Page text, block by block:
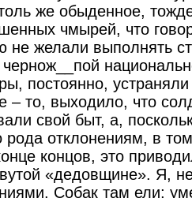
же обыденное,
чмырей, что
не желали выполнять
чернож__пой
постоянно,
– то, выходило, что
свой быт, а,
рода отклонениям, в
концов, это
«дедовщине». Я,
Собак там ели;